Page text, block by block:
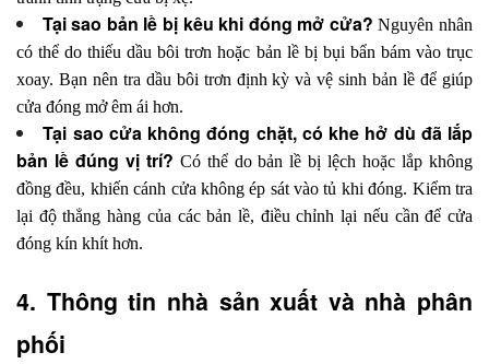
Tại sao bản lề bị kêu khi đóng mở cửa?Nguyên nhân
có thể do thiếu dầu bôi trơn hoặc bản lề bị bụi bẩn bám vào trục
xoay. Bạn nên tra dầu bôi trơn định kỳ và vệ sinh bản lề để giúp
cửa đóng mở êm ái hơn.
Tại sao cửa không đóng chặt, có khe hở dù đã lắp
bản lề đúng vị trí? Có thể do bản lề bị lệch hoặc lắp không
đồng đều, khiến cánh cửa không ép sát vào tủ khi đóng. Kiểm tra
lại độ thẳng hàng của các bản lề, điều chỉnh lại nếu cần để cửa
đóng kín khít hơn.
4. Thông tin nhà sản xuất và nhà phân
phối